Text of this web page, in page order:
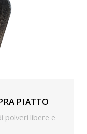
PIATTO
polveri libere e